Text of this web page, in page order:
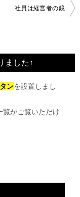
社員は経営者の鏡
ました↑
ンを設置しまし
覧がご覧いただけ